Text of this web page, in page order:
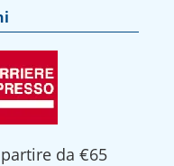
da €65